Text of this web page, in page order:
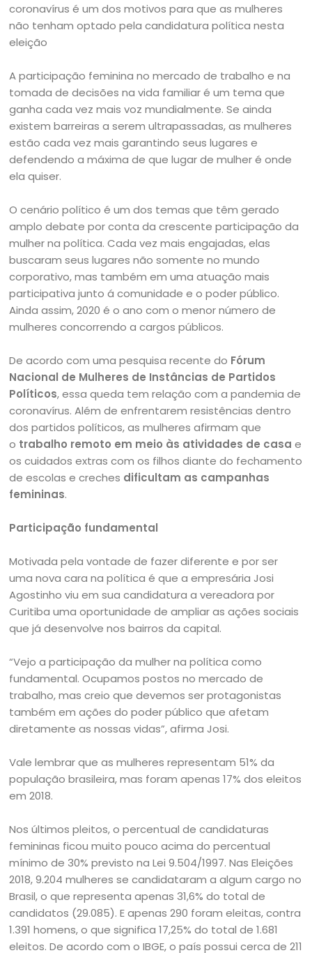
coronavírus é um dos motivos para que as mulheres
não tenham optado pela candidatura política nesta
eleição
A participação feminina no mercado de trabalho e na
tomada de decisões na vida familiar é um tema que
ganha cada vez mais voz mundialmente. Se ainda
existem barreiras a serem ultrapassadas, as mulheres
estão cada vez mais garantindo seus lugares e
defendendo a máxima de que lugar de mulher é onde
ela quiser.
O cenário político é um dos temas que têm gerado
amplo debate por conta da crescente participação da
mulher na política. Cada vez mais engajadas, elas
buscaram seus lugares não somente no mundo
corporativo, mas também em uma atuação mais
participativa junto á comunidade e o poder público.
Ainda assim, 2020 é o ano com o menor número de
mulheres concorrendo a cargos públicos.
De acordo com uma pesquisa recente do Fórum
Nacional de Mulheres de Instâncias de Partidos
Políticos, essa queda tem relação com a pandemia de
coronavírus. Além de enfrentarem resistências dentro
dos partidos políticos, as mulheres afirmam que
o trabalho remoto em meio às atividades de casa e
os cuidados extras com os filhos diante do fechamento
de escolas e creches dificultam as campanhas
femininas.
Participação fundamental
Motivada pela vontade de fazer diferente e por ser
uma nova cara na política é que a empresária Josi
Agostinho viu em sua candidatura a vereadora por
Curitiba uma oportunidade de ampliar as ações sociais
que já desenvolve nos bairros da capital.
“Vejo a participação da mulher na política como
fundamental. Ocupamos postos no mercado de
trabalho, mas creio que devemos ser protagonistas
também em ações do poder público que afetam
diretamente as nossas vidas”, afirma Josi.
Vale lembrar que as mulheres representam 51% da
população brasileira, mas foram apenas 17% dos eleitos
em 2018.
Nos últimos pleitos, o percentual de candidaturas
femininas ficou muito pouco acima do percentual
mínimo de 30% previsto na Lei 9.504/1997. Nas Eleições
2018, 9.204 mulheres se candidataram a algum cargo no
Brasil, o que representa apenas 31,6% do total de
candidatos (29.085). E apenas 290 foram eleitas, contra
1.391 homens, o que significa 17,25% do total de 1.681
eleitos. De acordo com o IBGE, o país possui cerca de 211